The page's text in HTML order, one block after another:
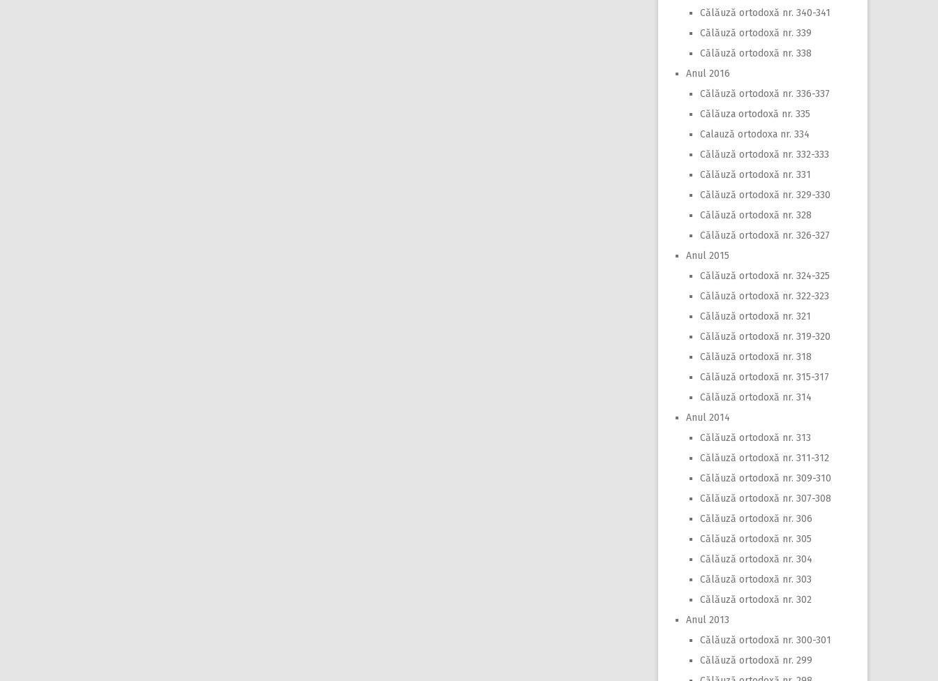
Călăuză ortodoxă nr. 340-341
Călăuză ortodoxă nr. 339
Călăuză ortodoxă nr. 338
Anul 2016
Călăuză ortodoxă nr. 336-337
Călăuza ortodoxă nr. 335
Calauză ortodoxa nr. 334
Călăuză ortodoxă nr. 332-333
Călăuză ortodoxă nr. 331
Călăuză ortodoxă nr. 329-330
Călăuză ortodoxă nr. 328
Călăuză ortodoxă nr. 326-327
Anul 2015
Călăuză ortodoxă nr. 324-325
Călăuză ortodoxă nr. 322-323
Călăuză ortodoxă nr. 321
Călăuză ortodoxă nr. 319-320
Călăuză ortodoxă nr. 318
Călăuză ortodoxă nr. 315-317
Călăuză ortodoxă nr. 314
Anul 2014
Călăuză ortodoxă nr. 313
Călăuză ortodoxă nr. 311-312
Călăuză ortodoxă nr. 309-310
Călăuză ortodoxă nr. 307-308
Călăuză ortodoxă nr. 306
Călăuză ortodoxă nr. 305
Călăuză ortodoxă nr. 304
Călăuză ortodoxă nr. 303
Călăuză ortodoxă nr. 302
Anul 2013
Călăuză ortodoxă nr. 300-301
Călăuză ortodoxă nr. 299